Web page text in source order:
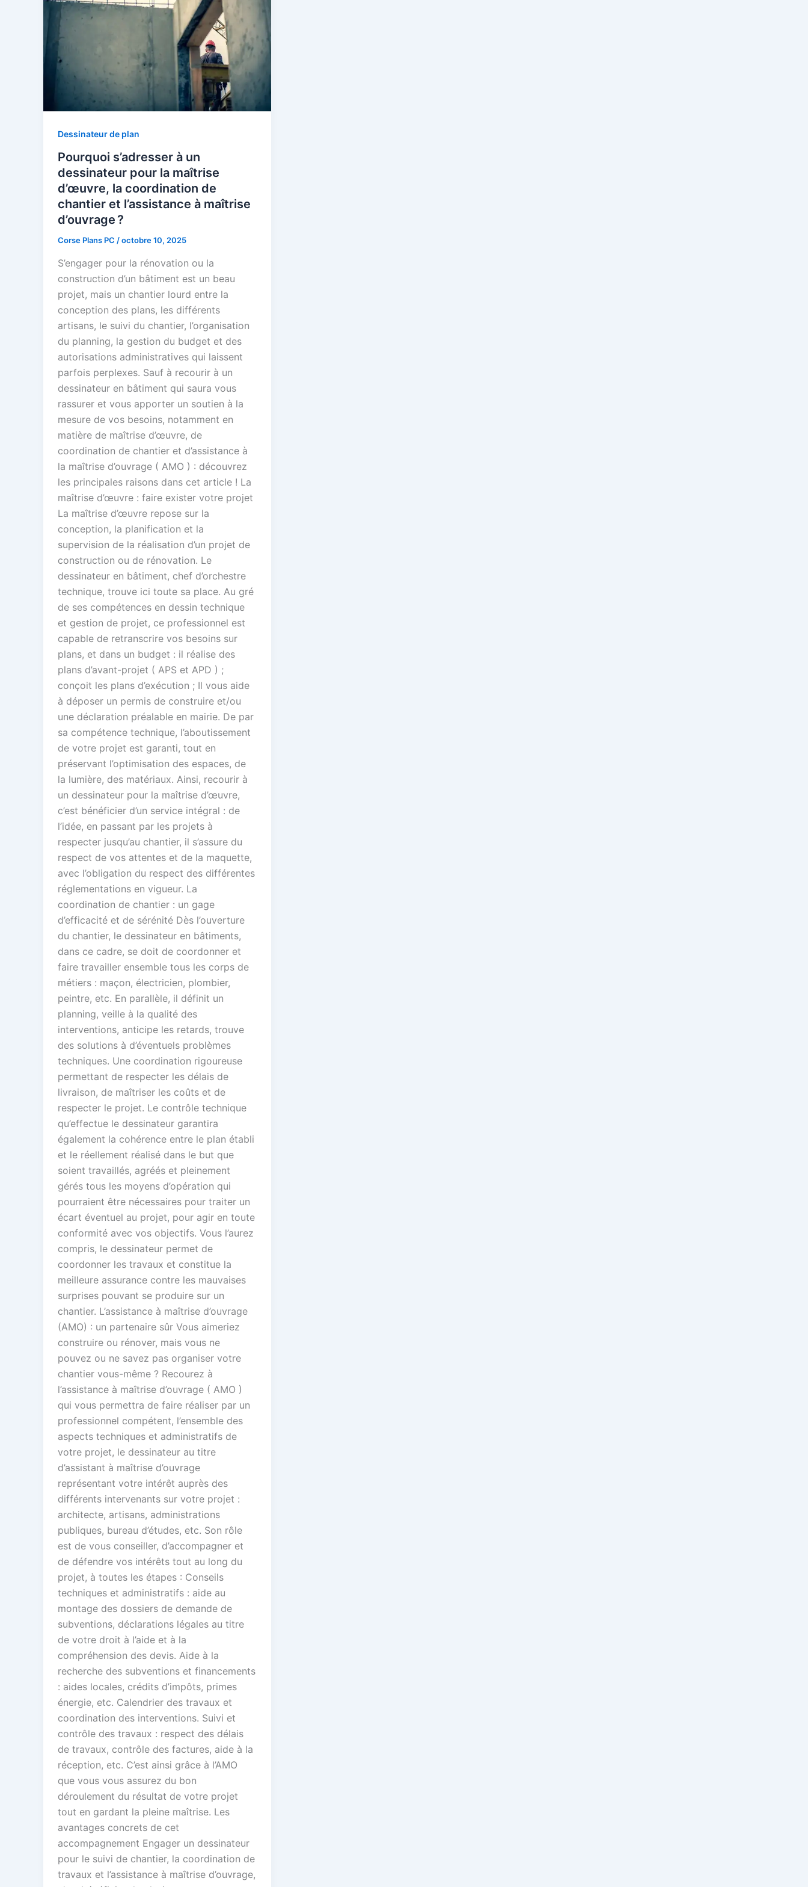
Dessinateur de plan
Pourquoi s’adresser à un
dessinateur pour la maîtrise
d’œuvre, la coordination de
chantier et l’assistance à maîtrise
d’ouvrage ?
Corse Plans PC /octobre 10, 2025
S’engager pour la rénovation ou la
construction d’un bâtiment est un beau
projet, mais un chantier lourd entre la
conception des plans, les différents
artisans, le suivi du chantier, l’organisation
du planning, la gestion du budget et des
autorisations administratives qui laissent
parfois perplexes. Sauf à recourir à un
dessinateur en bâtiment qui saura vous
rassurer et vous apporter un soutien à la
mesure de vos besoins, notamment en
matière de maîtrise d’œuvre, de
coordination de chantier et d’assistance à
la maîtrise d’ouvrage ( AMO ) : découvrez
les principales raisons dans cet article ! La
maîtrise d’œuvre : faire exister votre projet
La maîtrise d’œuvre repose sur la
conception, la planification et la
supervision de la réalisation d’un projet de
construction ou de rénovation. Le
dessinateur en bâtiment, chef d’orchestre
technique, trouve ici toute sa place. Au gré
de ses compétences en dessin technique
et gestion de projet, ce professionnel est
capable de retranscrire vos besoins sur
plans, et dans un budget : il réalise des
plans d’avant-projet ( APS et APD ) ;
conçoit les plans d’exécution ; Il vous aide
à déposer un permis de construire et/ou
une déclaration préalable en mairie. De par
sa compétence technique, l’aboutissement
de votre projet est garanti, tout en
préservant l’optimisation des espaces, de
la lumière, des matériaux. Ainsi, recourir à
un dessinateur pour la maîtrise d’œuvre,
c’est bénéficier d’un service intégral : de
l’idée, en passant par les projets à
respecter jusqu’au chantier, il s’assure du
respect de vos attentes et de la maquette,
avec l’obligation du respect des différentes
réglementations en vigueur. La
coordination de chantier : un gage
d’efficacité et de sérénité Dès l’ouverture
du chantier, le dessinateur en bâtiments,
dans ce cadre, se doit de coordonner et
faire travailler ensemble tous les corps de
métiers : maçon, électricien, plombier,
peintre, etc. En parallèle, il définit un
planning, veille à la qualité des
interventions, anticipe les retards, trouve
des solutions à d’éventuels problèmes
techniques. Une coordination rigoureuse
permettant de respecter les délais de
livraison, de maîtriser les coûts et de
respecter le projet. Le contrôle technique
qu’effectue le dessinateur garantira
également la cohérence entre le plan établi
et le réellement réalisé dans le but que
soient travaillés, agréés et pleinement
gérés tous les moyens d’opération qui
pourraient être nécessaires pour traiter un
écart éventuel au projet, pour agir en toute
conformité avec vos objectifs. Vous l’aurez
compris, le dessinateur permet de
coordonner les travaux et constitue la
meilleure assurance contre les mauvaises
surprises pouvant se produire sur un
chantier. L’assistance à maîtrise d’ouvrage
(AMO) : un partenaire sûr Vous aimeriez
construire ou rénover, mais vous ne
pouvez ou ne savez pas organiser votre
chantier vous-même ? Recourez à
l’assistance à maîtrise d’ouvrage ( AMO )
qui vous permettra de faire réaliser par un
professionnel compétent, l’ensemble des
aspects techniques et administratifs de
votre projet, le dessinateur au titre
d’assistant à maîtrise d’ouvrage
représentant votre intérêt auprès des
différents intervenants sur votre projet :
architecte, artisans, administrations
publiques, bureau d’études, etc. Son rôle
est de vous conseiller, d’accompagner et
de défendre vos intérêts tout au long du
projet, à toutes les étapes : Conseils
techniques et administratifs : aide au
montage des dossiers de demande de
subventions, déclarations légales au titre
de votre droit à l’aide et à la
compréhension des devis. Aide à la
recherche des subventions et financements
: aides locales, crédits d’impôts, primes
énergie, etc. Calendrier des travaux et
coordination des interventions. Suivi et
contrôle des travaux : respect des délais
de travaux, contrôle des factures, aide à la
réception, etc. C’est ainsi grâce à l’AMO
que vous vous assurez du bon
déroulement du résultat de votre projet
tout en gardant la pleine maîtrise. Les
avantages concrets de cet
accompagnement Engager un dessinateur
pour le suivi de chantier, la coordination de
travaux et l’assistance à maîtrise d’ouvrage,